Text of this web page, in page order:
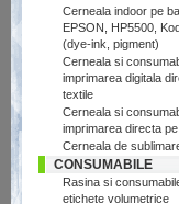
Cerneala indoor pe
EPSON, HP5500,
(dye-ink, pigment)
Cerneala si
imprimarea digitala
textile
Cerneala si
imprimarea directa
Cerneala de
CONSUMABILE
Rasina si
etichete volumetrice